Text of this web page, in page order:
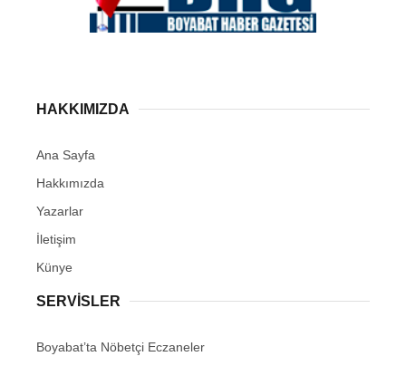
HAKKIMIZDA
Ana Sayfa
Hakkımızda
Yazarlar
İletişim
Künye
SERVISLER
Boyabat’ta Nöbetçi Eczaneler